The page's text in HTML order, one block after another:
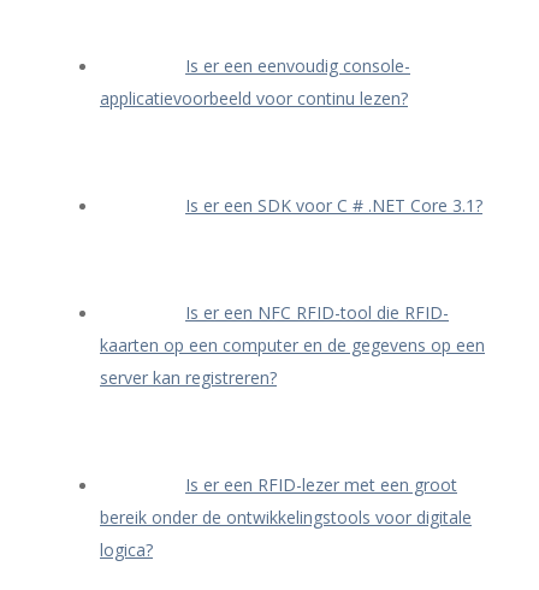
Is er een eenvoudig console-
applicatievoorbeeld voor continu lezen?
Is er een SDK voor C # .NET Core 3.1?
Is er een NFC RFID-tool die RFID-
kaarten op een computer en de gegevens op een
server kan registreren?
Is er een RFID-lezer met een groot
bereik onder de ontwikkelingstools voor digitale
logica?